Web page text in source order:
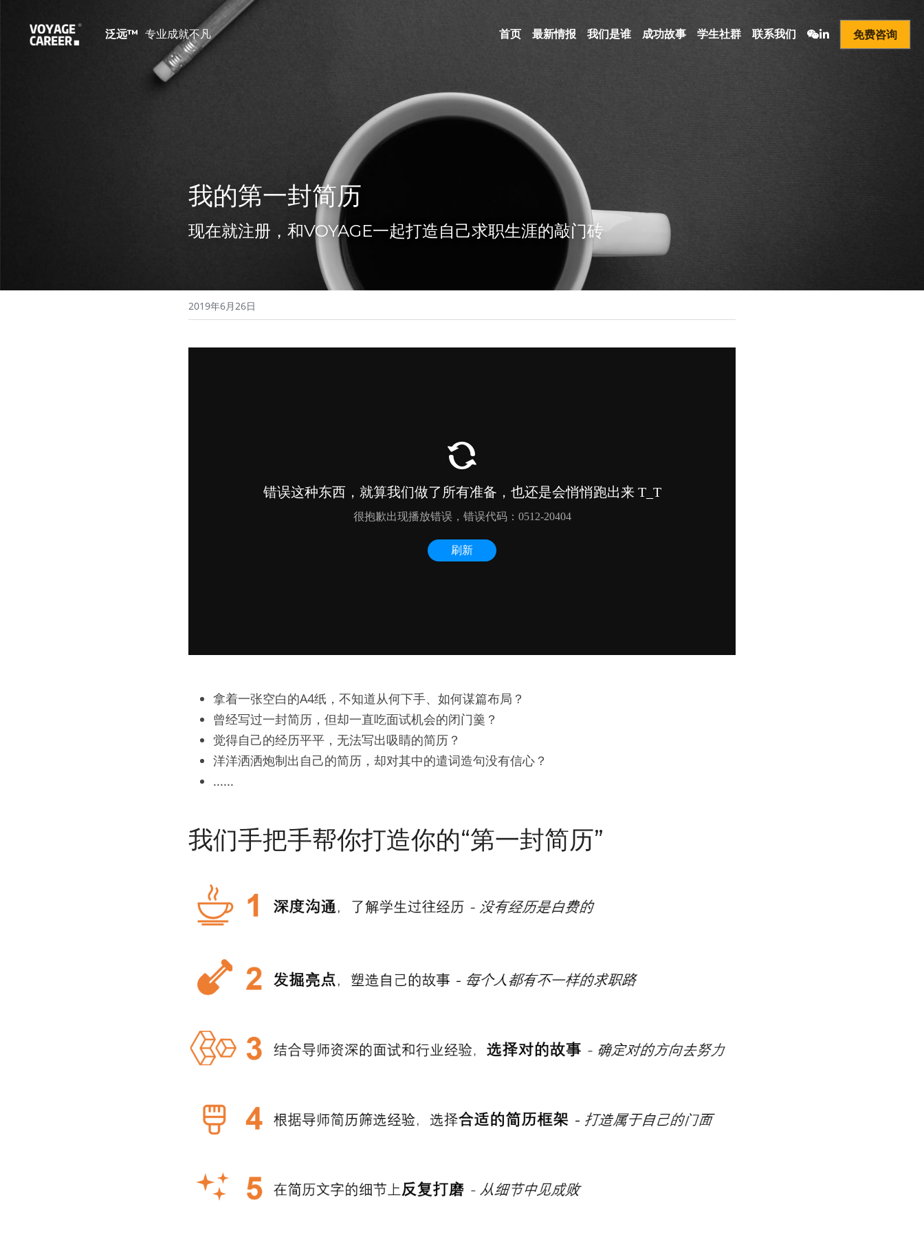
泛远™ 专业成就不凡 首页 最新情报 我们是谁 成功故事 学生社群 联系我们 免费咨询
我的第一封简历
现在就注册，和VOYAGE一起打造自己求职生涯的敲门砖
2019年6月26日
拿着一张空白的A4纸，不知道从何下手、如何谋篇布局？
曾经写过一封简历，但却一直吃面试机会的闭门羹？
觉得自己的经历平平，无法写出吸睛的简历？
洋洋洒洒炮制出自己的简历，却对其中的遣词造句没有信心？
......
我们手把手帮你打造你的“第一封简历”